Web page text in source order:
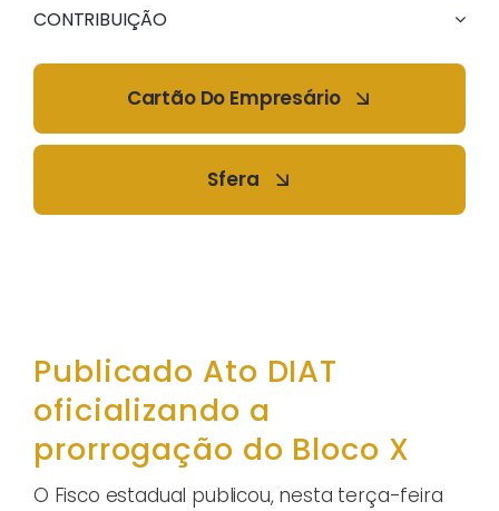
CONTRIBUIÇÃO
Cartão Do Empresário
Sfera
Publicado Ato DIAT
oficializando a
prorrogação do Bloco X
O Fisco estadual publicou, nesta terça-feira